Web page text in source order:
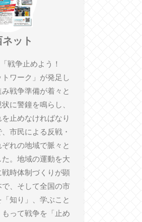
ット
戦争止めよう！
ワーク」が発足し
戦争準備が着々と
に警鐘を鳴らし、
止めなければなり
市民による反戦・
れの地域で脈々と
。地域の運動を大
時体制づくりが顕
、そして全国の市
知り」、学ぶこと
って戦争を「止め